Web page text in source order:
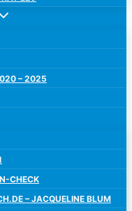
– 2025
CHECK
– JACQUELINE BLUM